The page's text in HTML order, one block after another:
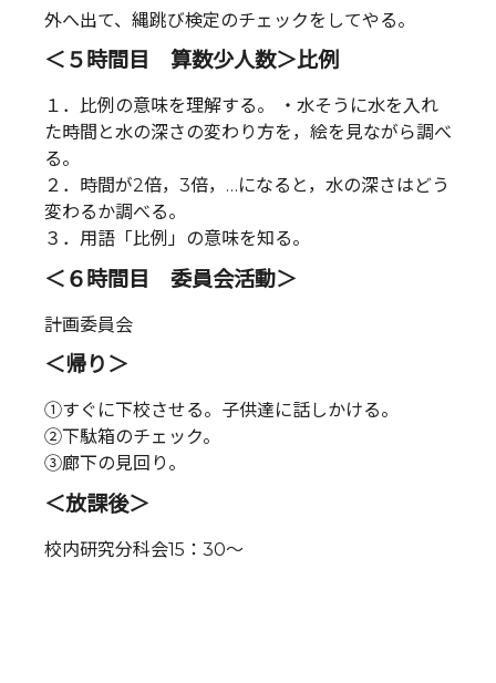
外へ出て、縄跳び検定のチェックをしてやる。
＜５時間目 算数少人数＞比例
１．比例の意味を理解する。 ・水そうに水を入れ
た時間と水の深さの変わり方を，絵を見ながら調べ
る。
２．時間が2倍，3倍，…になると，水の深さはどう
変わるか調べる。
３．用語「比例」の意味を知る。
＜６時間目 委員会活動＞
計画委員会
＜帰り＞
①すぐに下校させる。子供達に話しかける。
②下駄箱のチェック。
③廊下の見回り。
＜放課後＞
校内研究分科会15：30～